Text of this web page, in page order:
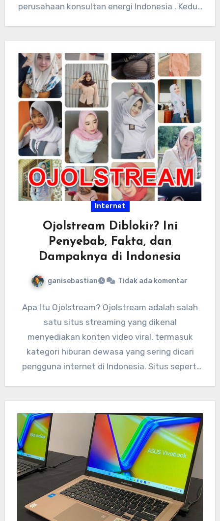
perusahaan konsultan energi Indonesia . Kedua
Internet
Ojolstream Diblokir? Ini
Penyebab, Fakta, dan
Dampaknya di Indonesia
ganisebastian Tidak ada komentar
Apa Itu Ojolstream? Ojolstream adalah salah
satu situs streaming yang dikenal
menyediakan konten video viral, termasuk
kategori hiburan dewasa yang sering dicari
pengguna internet di Indonesia. Situs seperti